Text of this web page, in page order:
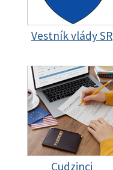
Vestník vlády SR
Cudzinci